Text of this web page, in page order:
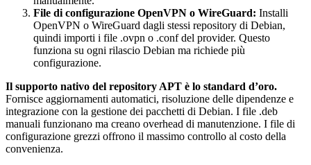
File di configurazione OpenVPN o WireGuard: Installi
OpenVPN o WireGuard dagli stessi repository di Debian,
quindi importi i file .ovpn o .conf del provider. Questo
funziona su ogni rilascio Debian ma richiede più
configurazione.
Il supporto nativo del repository APT è lo standard d’oro.
Fornisce aggiornamenti automatici, risoluzione delle dipendenze e
integrazione con la gestione dei pacchetti di Debian. I file .deb
manuali funzionano ma creano overhead di manutenzione. I file di
configurazione grezzi offrono il massimo controllo al costo della
convenienza.